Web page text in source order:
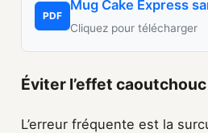
PDF
Mug Cake Express
Cliquez pour télécharger
Éviter l’effet
L’erreur fréquente est la